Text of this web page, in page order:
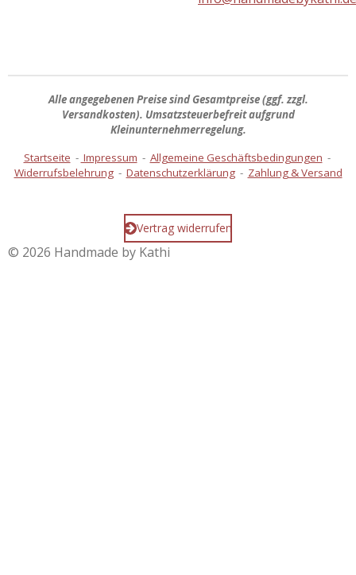
Alle angegebenen Preise sindGesamtpreise(ggf. zzgl.
Versandkosten). Umsatzsteuerbefreit aufgrund
Kleinunternehmerregelung.
Startseite - Impressum - Allgemeine Geschäftsbedingungen -
Widerrufsbelehrung- Datenschutzerklärung- Zahlung & Versand
Vertrag widerrufen
© 2026 Handmade by Kathi